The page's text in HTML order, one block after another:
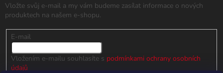
Vložte svůj e-mail a my vám budeme zasílat informace o nových
produktech na našem e-shopu.
E-mail
Vložením e-mailu souhlasíte s podmínkami ochrany osobních
údajů